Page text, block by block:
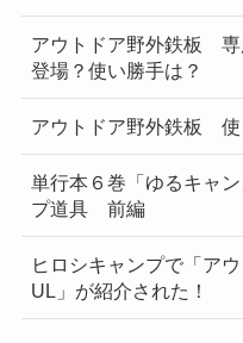
アウトドア野外鉄板 専
登場？使い勝手は？
アウトドア野外鉄板 使
単行本６巻「ゆるキャ
プ道具 前編
ヒロシキャンプで「ア
UL」が紹介された！